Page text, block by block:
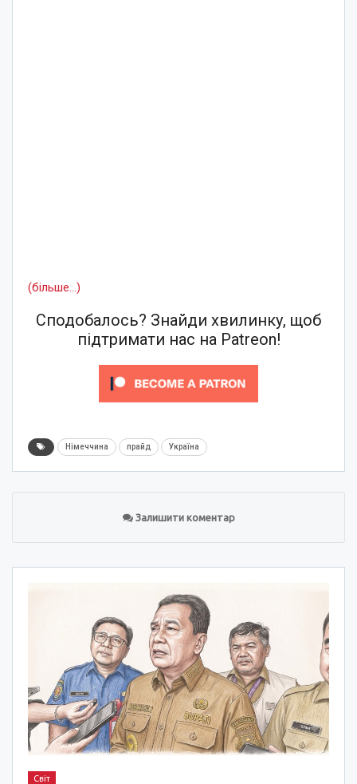
(більше…)
Сподобалось? Знайди хвилинку, щоб
підтримати нас на Patreon!
Німеччина прайд Україна
Залишити коментар
Світ